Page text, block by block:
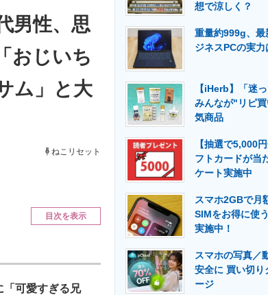
製造業のIT導入・活用を支援
エネルギーの専門メディア 建設×テクノロ
男性、思
じいち
ム」と大
ねこリセット
目次を表示
可愛すぎる兄
想で涼しく？
重量約999g、最
ジネスPCの実力
【iHerb】「迷
みんなが"リピ
気商品
【抽選で5,000
フトカードが当
ケート実施中
スマホ2GBで月
SIMをお得に使
実施中！
スマホの写真／
安全に 買い切り
ージ